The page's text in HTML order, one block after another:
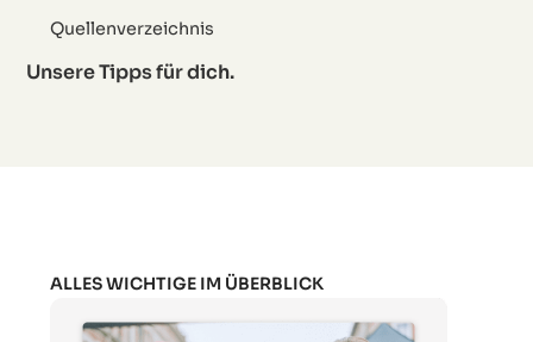
Quellenverzeichnis
Unsere Tipps für dich.
ALLES WICHTIGE IM ÜBERBLICK